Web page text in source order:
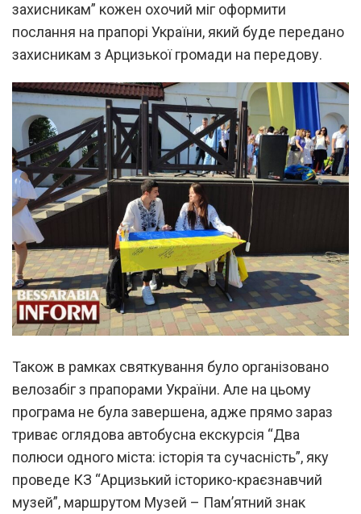
захисникам” кожен охочий міг оформити
послання на прапорі України, який буде передано
захисникам з Арцизької громади на передову.
Також в рамках святкування було організовано
велозабіг з прапорами України. Але на цьому
програма не була завершена, адже прямо зараз
триває оглядова автобусна екскурсія “Два
полюси одного міста: історія та сучасність”, яку
проведе КЗ “Арцизький історико-краєзнавчий
музей”, маршрутом Музей – Пам’ятний знак